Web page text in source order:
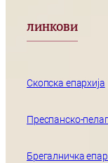
ЛИНКОВИ
Скопска епархија
Преспанско-
Брегалничка